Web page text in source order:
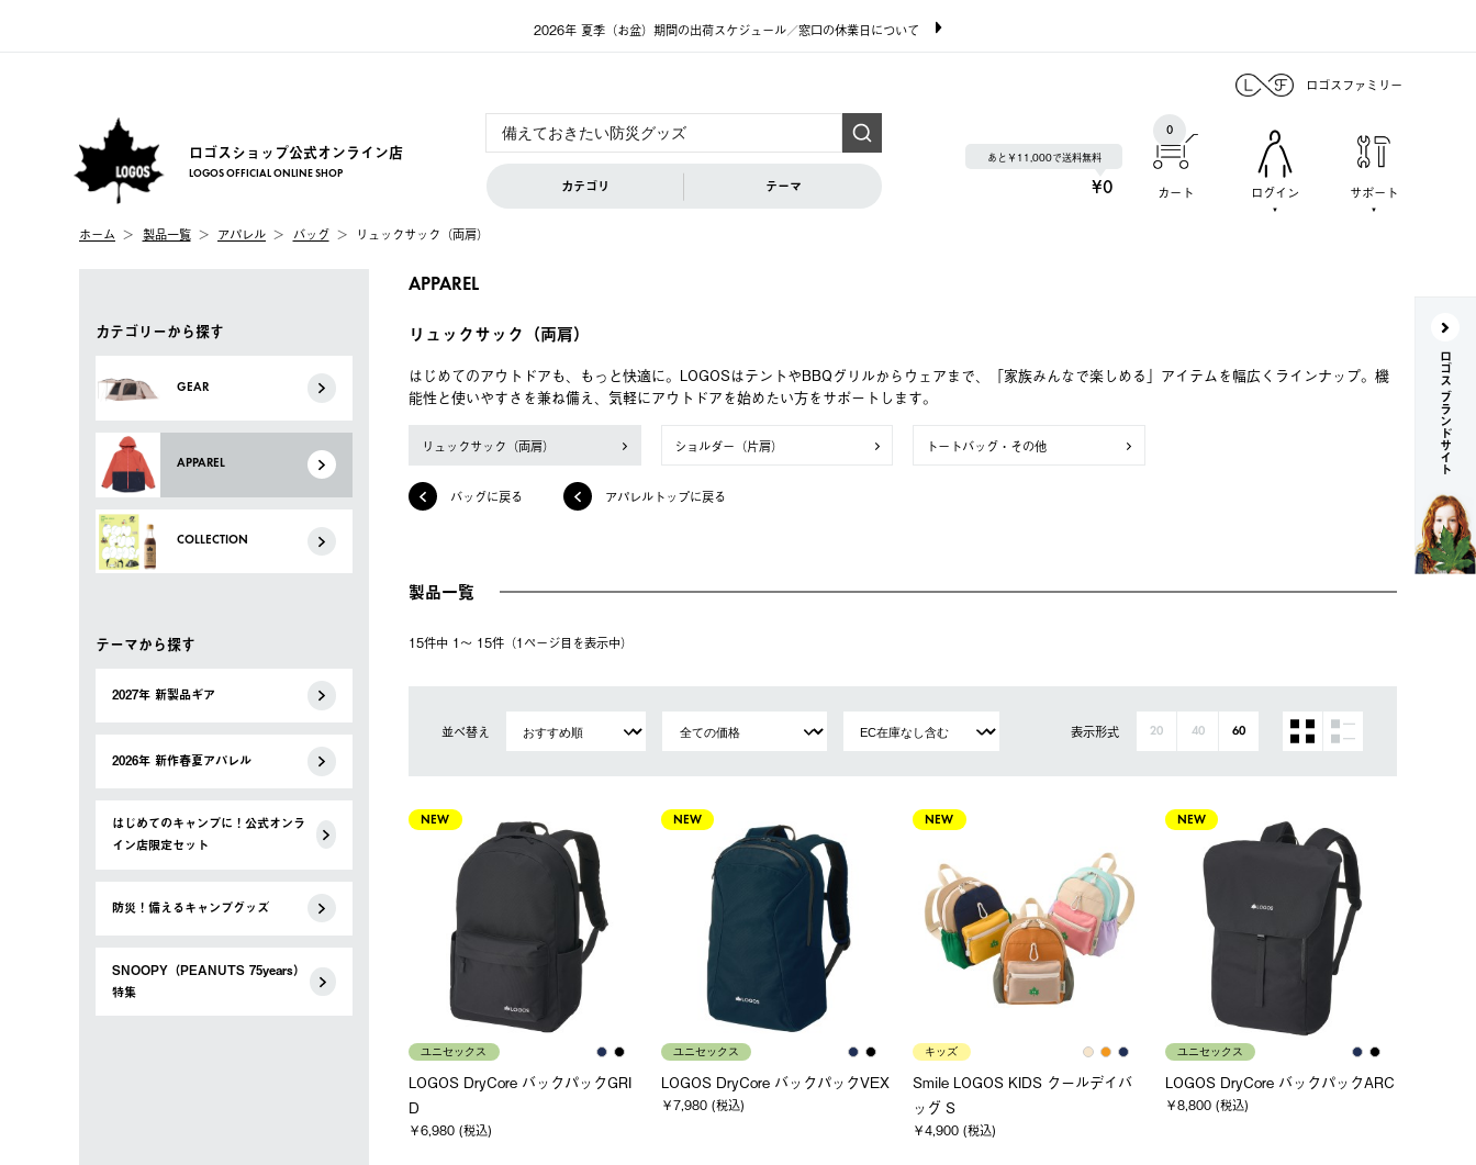
2026年 夏季（お盆）期間の出荷スケジュール／窓口の休業日について
ロゴスファミリー
ロゴスショップ公式オンライン店
LOGOS OFFICIAL ONLINE SHOP
カテゴリ テーマ
あと￥11,000で送料無料
¥0 カート
0
ログイン サポート
ホーム 製品一覧 アパレル バッグ リュックサック（両肩）
カテゴリーから探す
GEAR
APPAREL
COLLECTION
テーマから探す
2027年 新製品ギア
2026年 新作春夏アパレル
はじめてのキャンプに！公式オンラ
イン店限定セット
防災！備えるキャンプグッズ
SNOOPY（PEANUTS 75years）
特集
APPAREL
リュックサック（両肩）
はじめてのアウトドアも、もっと快適に。LOGOSはテントやBBQグリルからウェアまで、「家族みんなで楽しめる」アイテムを幅広くラインナップ。機
能性と使いやすさを兼ね備え、気軽にアウトドアを始めたい方をサポートします。
リュックサック（両肩） ショルダー（片肩） トートバッグ・その他
バッグに戻る アパレルトップに戻る
製品一覧
15件中 1〜 15件（1ページ⽬を表⽰中）
並べ替え 表示形式 20 40 60
NEW
ユニセックス
LOGOS DryCore バックパックGRI
D
￥6,980 (税込)
NEW
ユニセックス
LOGOS DryCore バックパックVEX
￥7,980 (税込)
NEW
キッズ
Smile LOGOS KIDS クールデイバ
ッグ S
￥4,900 (税込)
NEW
ユニセックス
LOGOS DryCore バックパックARC
￥8,800 (税込)
ロゴス ブランドサイト